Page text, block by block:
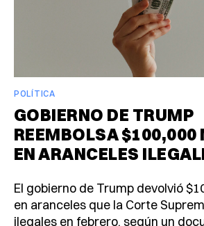
POLÍTICA
GOBIERNO DE TRUMP
REEMBOLSA $100,000
EN ARANCELES
El gobierno de Trump devolvió
en aranceles que la Corte
ilegales en febrero, según un